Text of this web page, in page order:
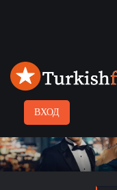
ВХОД